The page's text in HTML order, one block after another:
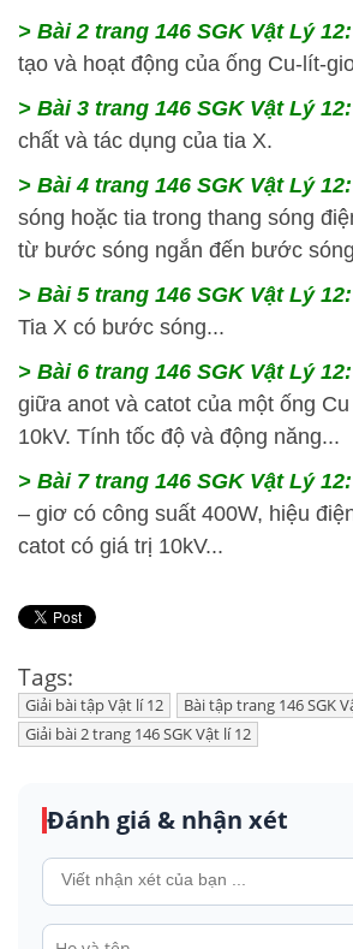
> Bài 2 trang 146 SGK Vật Lý 12:
tạo và hoạt động của ống Cu-lít-
> Bài 3 trang 146 SGK Vật Lý 12:
chất và tác dụng của tia X.
> Bài 4 trang 146 SGK Vật Lý 12:
sóng hoặc tia trong thang sóng
từ bước sóng ngắn đến bước
> Bài 5 trang 146 SGK Vật Lý 12:
Tia X có bước sóng...
> Bài 6 trang 146 SGK Vật Lý 12:
giữa anot và catot của một ống
10kV. Tính tốc độ và động năng...
> Bài 7 trang 146 SGK Vật Lý 12:
– giơ có công suất 400W, hiệu
catot có giá trị 10kV...
Tags:
Giải bài tập Vật lí 12
Bài tập trang 146 SGK
Giải bài 2 trang 146 SGK Vật lí 12
Đánh giá & nhận xét